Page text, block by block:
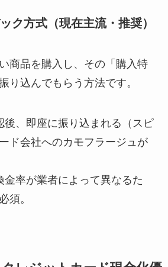
ク方式（現在主流・推奨）
商品を購入し、その「購入特
り込んでもらう方法です。
後、即座に振り込まれる（スピ
ド会社へのカモフラージュが
金率が業者によって異なるた
須。